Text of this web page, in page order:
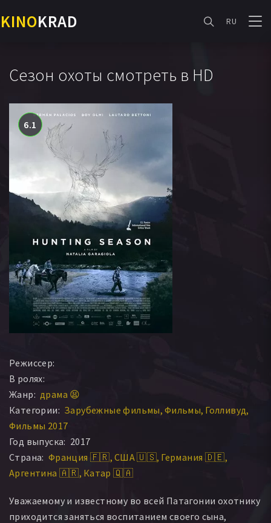
KINOKRAD RU
Сезон охоты смотреть в HD
6.1
Режиссер:
В ролях:
Жанр: драма 😫
Категории: Зарубежные фильмы Фильмы Голливуд
Фильмы 2017
Год выпуска: 2017
Страна: Франция 🇫🇷 США 🇺🇸 Германия 🇩🇪
Аргентина 🇦🇷 Катар 🇶🇦
Уважаемому и известному во всей Патагонии охотнику
приходится заняться воспитанием своего сына,